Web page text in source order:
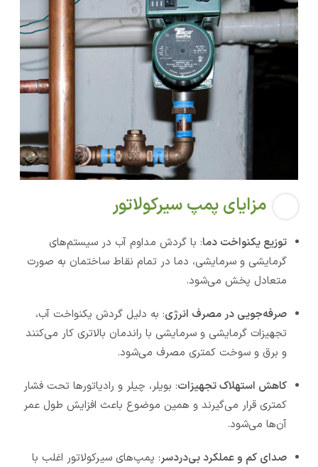
مزایای پمپ سیرکولاتور
توزیع یکنواخت دما: با گردش مداوم آب در سیستم‌های
گرمایشی و سرمایشی، دما در تمام نقاط ساختمان به صورت
متعادل پخش می‌شود.
صرفه‌جویی در مصرف انرژی: به دلیل گردش یکنواخت آب،
تجهیزات گرمایشی و سرمایشی با راندمان بالاتری کار می‌کنند
و برق و سوخت کمتری مصرف می‌شود.
کاهش استهلاک تجهیزات: بویلر، چیلر و رادیاتورها تحت فشار
کمتری قرار می‌گیرند و همین موضوع باعث افزایش طول عمر
آن‌ها می‌شود.
صدای کم و عملکرد بی‌دردسر: پمپ‌های سیرکولاتور اغلب با